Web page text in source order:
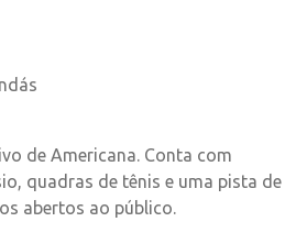
de Americana. Conta com
quadras de tênis e uma pista de
abertos ao público.